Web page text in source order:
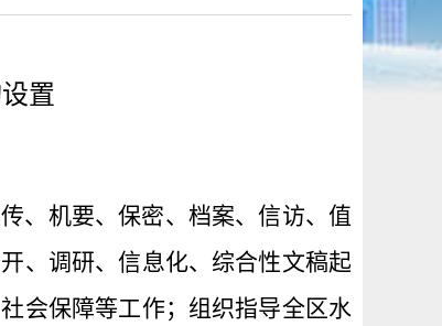
置
、机要、保密、档案、信访、值
、调研、信息化、综合性文稿起
会保障等工作；组织指导全区水